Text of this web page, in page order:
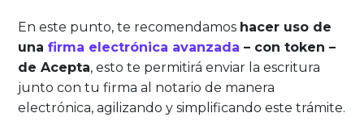
En este punto, te recomendamos hacer uso de
unafirma electrónica avanzada – con token –
de Acepta, esto te permitirá enviar la escritura
junto con tu firma al notario de manera
electrónica, agilizando y simplificando este trámite.